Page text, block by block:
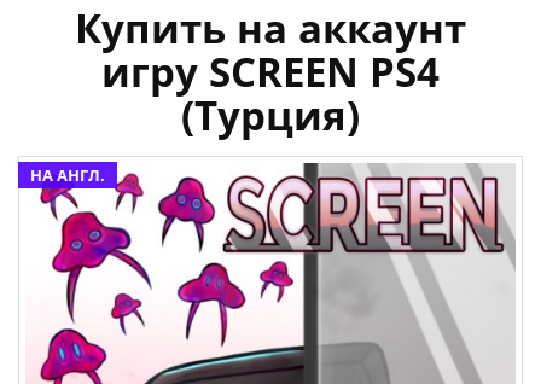
Купить на аккаунт
игру SCREEN PS4
(Турция)
НА АНГЛ.